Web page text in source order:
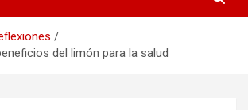
del limón para la salud